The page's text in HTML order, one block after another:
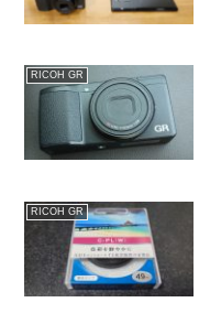
RICOH GR
RICOH GR